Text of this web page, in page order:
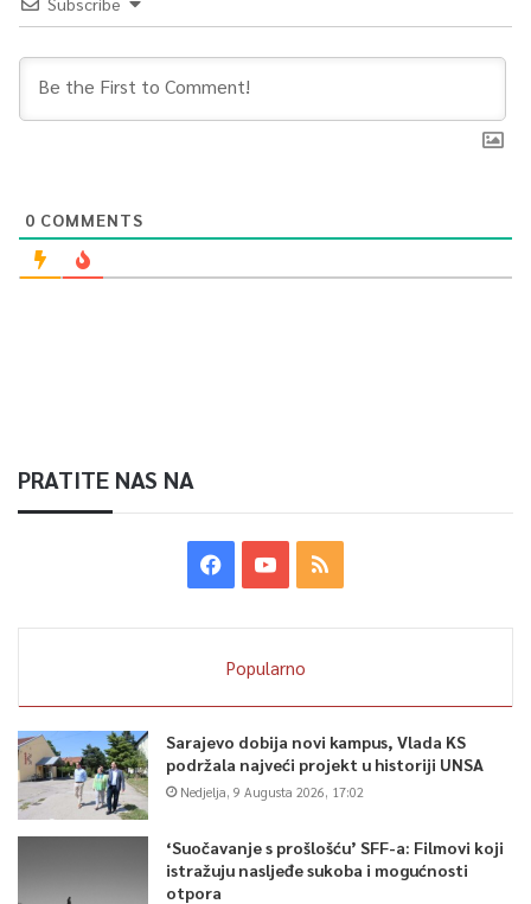
0 COMMENTS
PRATITE NAS NA
Popularno
Sarajevo dobija novi kampus, Vlada KS
podržala najveći projekt u historiji UNSA
Nedjelja, 9 Augusta 2026, 17:02
‘Suočavanje s prošlošću’ SFF-a: Filmovi koji
istražuju nasljeđe sukoba i mogućnosti
otpora